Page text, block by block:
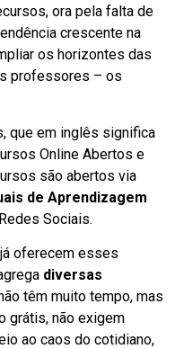
ora pela falta de
crescente na
os horizontes das
professores – os
que em inglês significa
Online Abertos e
são abertos via
de Aprendizagem
Sociais.
oferecem esses
diversas
têm muito tempo, mas
grátis, não exigem
ao caos do cotidiano,